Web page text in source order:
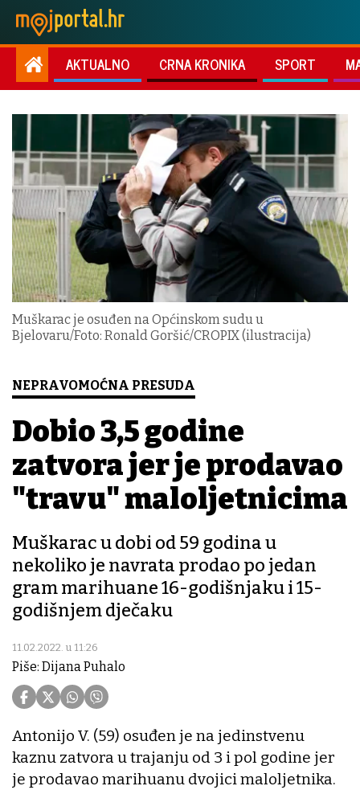
AKTUALNO CRNA KRONIKA SPORT
Muškarac je osuđen na Općinskom sudu u
Bjelovaru/Foto: Ronald Goršić/CROPIX (ilustracija)
NEPRAVOMOĆNA PRESUDA
Dobio 3,5 godine
zatvora jer je prodavao
"travu" maloljetnicima
Muškarac u dobi od 59 godina u
nekoliko je navrata prodao po jedan
gram marihuane 16-godišnjaku i 15-
godišnjem dječaku
11.02.2022. u 11:26
Piše: Dijana Puhalo
Antonijo V. (59) osuđen je na jedinstvenu
kaznu zatvora u trajanju od 3 i pol godine jer
je prodavao marihuanu dvojici maloljetnika.